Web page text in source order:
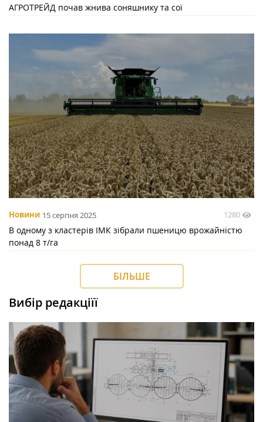
АГРОТРЕЙД почав жнива соняшнику та сої
Новини 15 серпня 2025 1280
В одному з кластерів ІМК зібрали пшеницю врожайністю
понад 8 т/га
БІЛЬШЕ
Вибір редакціїї